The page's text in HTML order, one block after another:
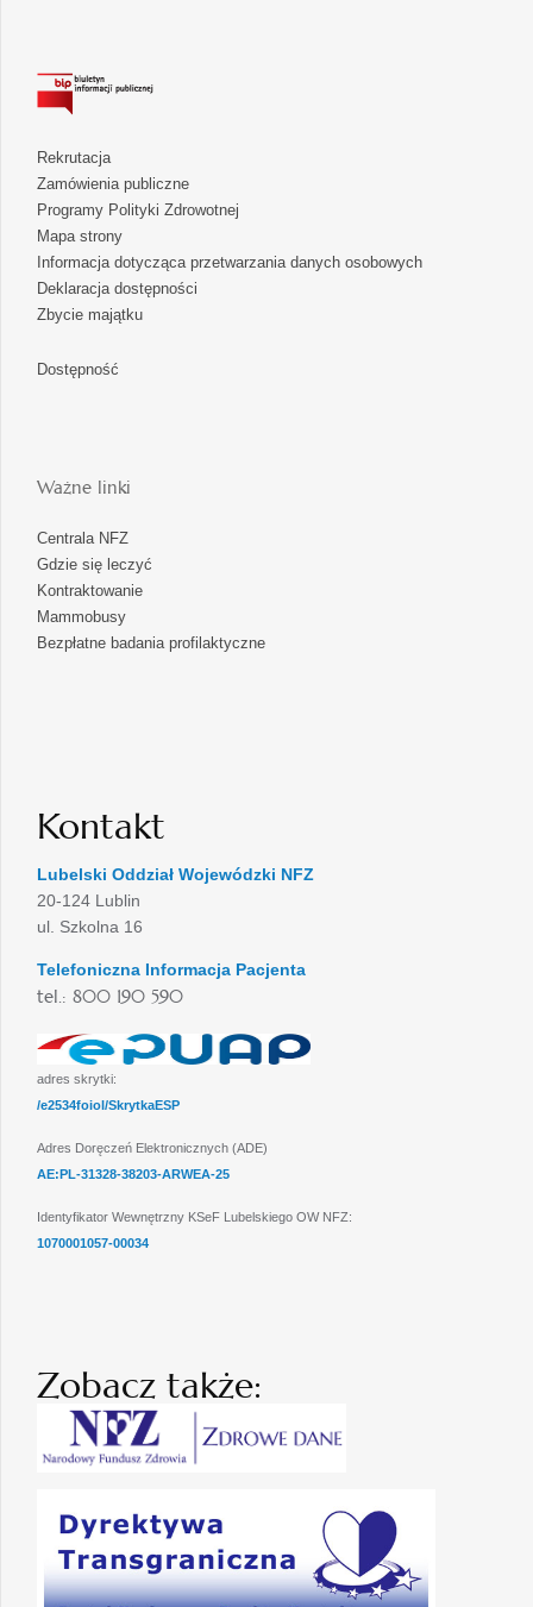
Rekrutacja
Zamówienia publiczne
Programy Polityki Zdrowotnej
Mapa strony
Informacja dotycząca przetwarzania danych osobowych
Deklaracja dostępności
Zbycie majątku
Dostępność
Ważne linki
Centrala NFZ
Gdzie się leczyć
Kontraktowanie
Mammobusy
Bezpłatne badania profilaktyczne
Kontakt
Lubelski Oddział Wojewódzki NFZ
20-124 Lublin
ul. Szkolna 16
Telefoniczna Informacja Pacjenta
tel.: 800 190 590
adres skrytki:
/e2534foiol/SkrytkaESP
Adres Doręczeń Elektronicznych (ADE)
AE:PL-31328-38203-ARWEA-25
Identyfikator Wewnętrzny KSeF Lubelskiego OW NFZ:
1070001057-00034
Zobacz także: